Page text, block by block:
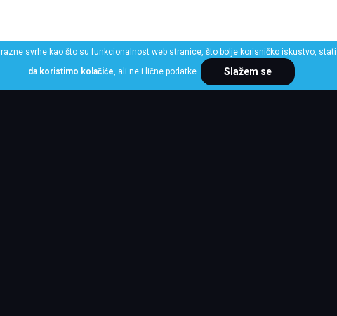
svrhe kao što su funkcionalnost web stranice, što bolje korisničko iskustvo,
da koristimo kolačiće , ali ne i lične podatke. Slažem se